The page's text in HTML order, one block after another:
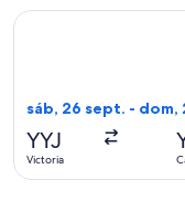
sáb, 26 sept. - dom,
YYJ
Victoria
Seleccionar vuelo de